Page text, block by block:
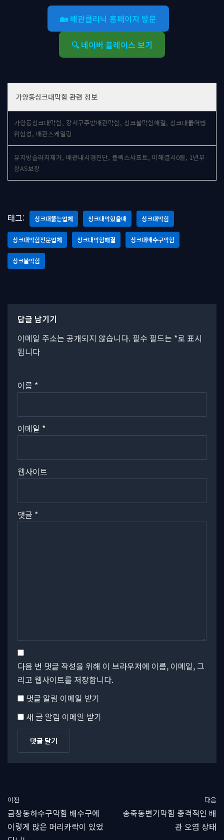
🏡 배관클리닉 홈페이지 방문
🔍 네이버 플레이스 보기
가양동싱크대막힘 관련 정보
가양동싱크대막힘, 강서구주방배관막힘, 싱크볼막힘해결, 싱크대뚫어뻥
위험성, 배관스케일링
유지방슬러지제거, 배관내시경진단, 플렉스샤프트, 미해결시0원, 1년무
상AS보장
태그: 싱크대뚫는업체 싱크대막혔을때 싱크대막힘
싱크대막힘전문업체 싱크대막힘해결 싱크대배수구막힘
싱크볼막힘
답글 남기기
이메일 주소는 공개되지 않습니다. 필수 필드는 *로 표시
됩니다
이름 *
이메일 *
웹사이트
댓글 *
다음 번 댓글 작성을 위해 이 브라우저에 이름, 이메일, 그
리고 웹사이트를 저장합니다.
댓글 알림 이메일 받기
새 글 알림 이메일 받기
이전
금창동하수구막힘 배수구에
이렇게 많은 머리카락이 있었
다음
송죽동변기막힘 충격적인 배
관 오염 상태